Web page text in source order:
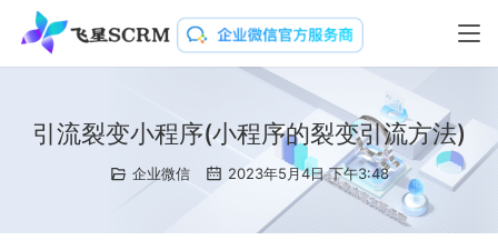
引流裂变小程序(小程序的裂变引流方法)
企业微信 2023年5月4日 下午3:48